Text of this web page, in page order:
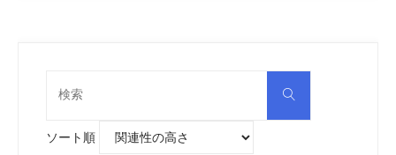
検
ソート順